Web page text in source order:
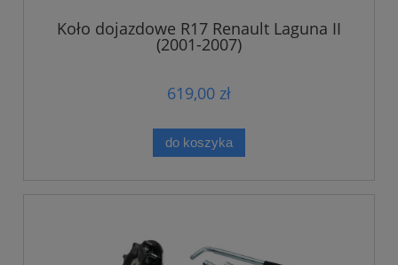
Koło dojazdowe R17 Renault Laguna II
(2001-2007)
619,00 zł
do koszyka